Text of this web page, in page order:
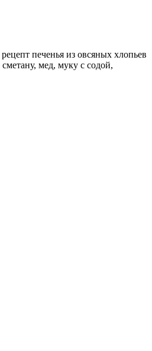
печенья из овсяных хлопьев
мед, муку с содой,